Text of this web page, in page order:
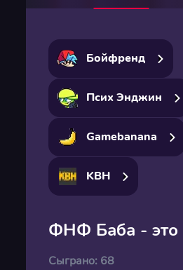
Бойфренд
Псих Энджин
Gamebanana
KBH
ФНФ Баба -
Сыграно: 68